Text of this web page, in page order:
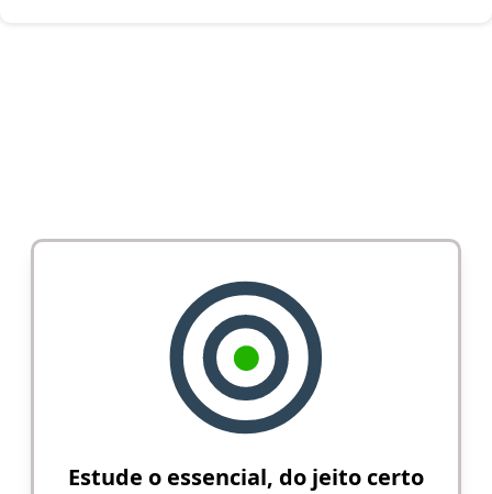
Estude o essencial, do jeito certo